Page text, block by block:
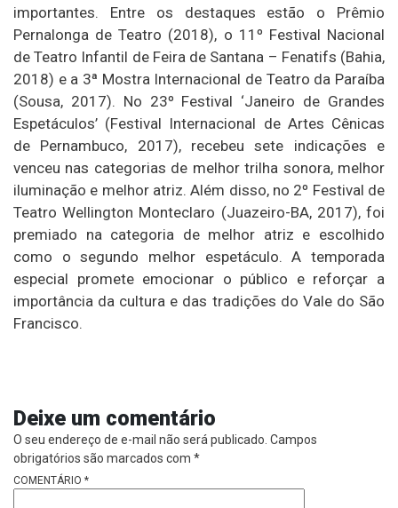
importantes. Entre os destaques estão o Prêmio
Pernalonga de Teatro (2018), o 11º Festival Nacional
de Teatro Infantil de Feira de Santana – Fenatifs (Bahia,
2018) e a 3ª Mostra Internacional de Teatro da Paraíba
(Sousa, 2017). No 23º Festival ‘Janeiro de Grandes
Espetáculos’ (Festival Internacional de Artes Cênicas
de Pernambuco, 2017), recebeu sete indicações e
venceu nas categorias de melhor trilha sonora, melhor
iluminação e melhor atriz. Além disso, no 2º Festival de
Teatro Wellington Monteclaro (Juazeiro-BA, 2017), foi
premiado na categoria de melhor atriz e escolhido
como o segundo melhor espetáculo. A temporada
especial promete emocionar o público e reforçar a
importância da cultura e das tradições do Vale do São
Francisco.
Deixe um comentário
O seu endereço de e-mail não será publicado. Campos
obrigatórios são marcados com *
COMENTÁRIO *